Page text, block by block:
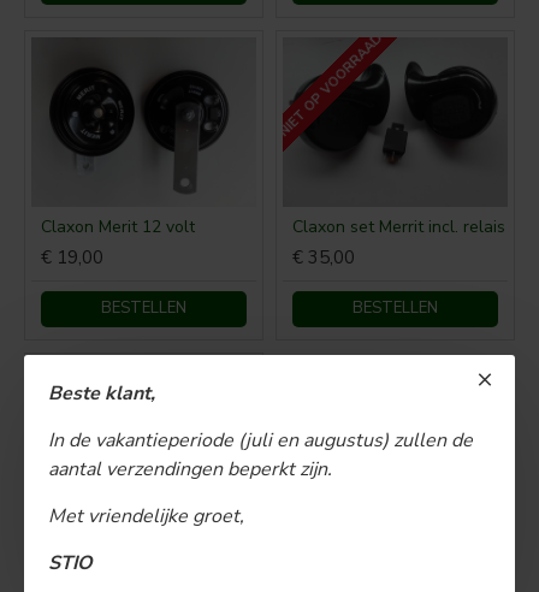
Beste klant,
In de vakantieperiode (juli en augustus) zullen de
aantal verzendingen beperkt zijn.
Met vriendelijke groet,
STIO
Claxon Merit 12 volt
€ 19,00
BESTELLEN
NIET OP VOORRAAD
Claxon set Merrit incl. relais
€ 35,00
BESTELLEN
€ 15,00